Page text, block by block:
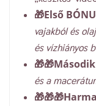
🎁Első
vajakból és
és vízhiányos
és a